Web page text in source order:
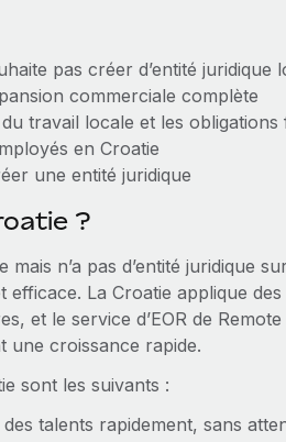
pas créer d’entité juridique
commerciale complète
travail locale et les obligations
en Croatie
une entité juridique
?
n’a pas d’entité juridique
La Croatie applique des
et le service d’EOR de
une croissance rapide.
sont les suivants :
talents rapidement, sans